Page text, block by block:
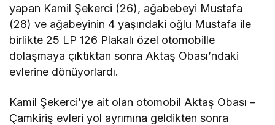
yapan Kamil Şekerci (26), ağabebeyi Mustafa
(28) ve ağabeyinin 4 yaşındaki oğlu Mustafa ile
birlikte 25 LP 126 Plakalı özel otomobille
dolaşmaya çıktıktan sonra Aktaş Obası’ndaki
evlerine dönüyorlardı.
Kamil Şekerci’ye ait olan otomobil Aktaş Obası –
Çamkiriş evleri yol ayrımına geldikten sonra